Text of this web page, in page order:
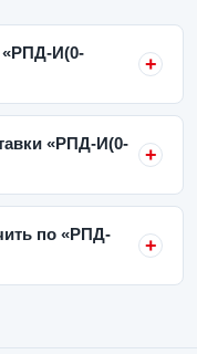
«РПД-И(0-
«РПД-И(0-
по «РПД-